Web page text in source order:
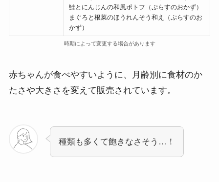
鮭とにんじんの和風ポトフ（ぷらすのおかず）
まぐろと根菜のほうれんそう和え（ぷらすのお
かず）
時期によって変更する場合があります
赤ちゃんが食べやすいように、月齢別に食材のか
たさや大きさを変えて販売されています。
種類も多くて飽きなさそう…！